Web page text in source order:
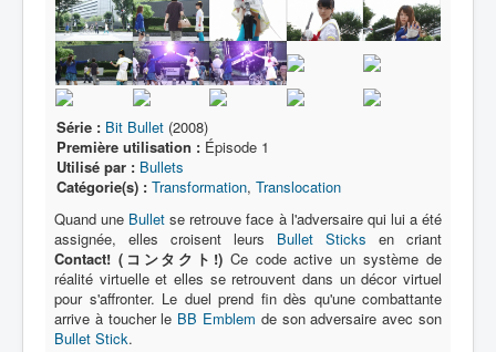
Toku-Critiques
Séries
Films
COSAA
Dessins
Artiste Asperger
Lexique
Bit Bullet (ビット バレット)
Série
Série : Bit Bullet (2008)
Première utilisation : Épisode 1
Utilisé par : Bullets
Catégorie(s) : Transformation, Translocation
Quand une Bullet se retrouve face à l'adversaire qui lui a été
assignée, elles croisent leurs Bullet Sticks en criant
Contact! (コンタクト!)Ce code active un système de
réalité virtuelle et elles se retrouvent dans un décor virtuel
pour s'affronter. Le duel prend fin dès qu'une combattante
arrive à toucher le BB Emblem de son adversaire avec son
Bullet Stick.